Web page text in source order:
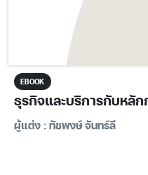
EBOOK
ธุรกิจและบริการกับหลัก
ผู้แต่ง : ทัชพงษ์ จันทร์ลี